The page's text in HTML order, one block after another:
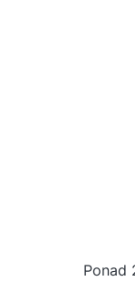
Ponad